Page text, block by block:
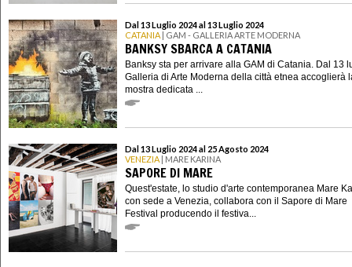
Dal 13 Luglio 2024 al 13 Luglio 2024
CATANIA | GAM - GALLERIA ARTE MODERNA
BANKSY SBARCA A CATANIA
Banksy sta per arrivare alla GAM di Catania. Dal 13
Galleria di Arte Moderna della città etnea accoglierà
mostra dedicata ...
Dal 13 Luglio 2024 al 25 Agosto 2024
VENEZIA | MARE KARINA
SAPORE DI MARE
Quest'estate, lo studio d'arte contemporanea Mare
con sede a Venezia, collabora con il Sapore di Mare
Festival producendo il festiva...